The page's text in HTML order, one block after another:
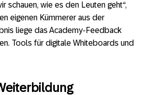
schauen, wie es den Leuten geht“,
eigenen Kümmerer aus der
liege das Academy-Feedback
Tools für digitale Whiteboards und